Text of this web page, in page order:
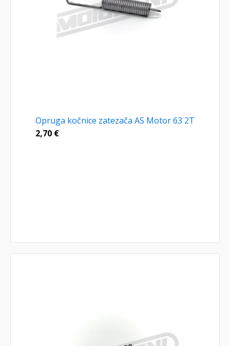
Opruga kočnice zatezača AS Motor 63 2T
2,70 €